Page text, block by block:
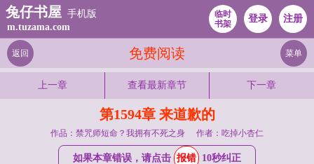
兔仔书屋 手机版
m.tuzama.com
临时
书架
登录 注册
免费阅读
返回 菜单
上一章 查看最新章节 下一章
第1594章 来道歉的
作品：禁咒师短命？我拥有不死之身 作者：吃掉小杏仁
如果本章错误，请点击 报错 10秒纠正